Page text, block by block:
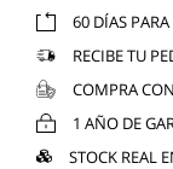
60 DÍAS
RECIBE TU
COMPRA
1 AÑO DE
STOCK REAL